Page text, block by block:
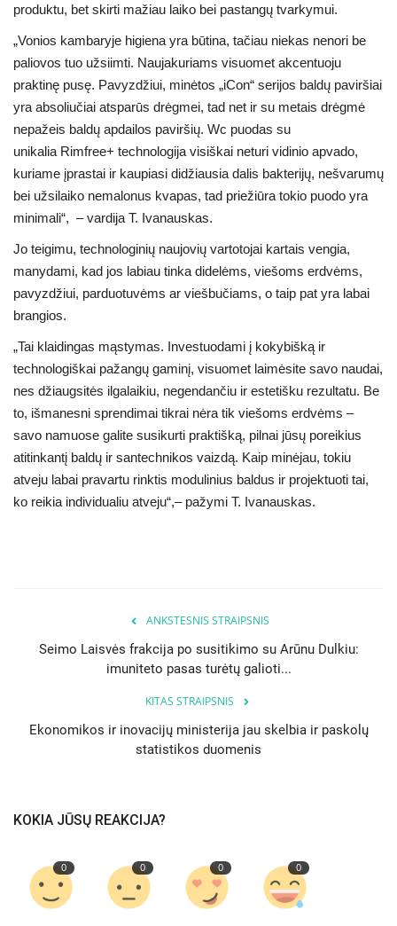
produktu, bet skirti mažiau laiko bei pastangų tvarkymui.
„Vonios kambaryje higiena yra būtina, tačiau niekas nenori be
paliovos tuo užsiimti. Naujakuriams visuomet akcentuoju
praktinę pusę. Pavyzdžiui, minėtos „iCon“ serijos baldų paviršiai
yra absoliučiai atsparūs drėgmei, tad net ir su metais drėgmė
nepažeis baldų apdailos paviršių. Wc puodas su
unikalia Rimfree+ technologija visiškai neturi vidinio apvado,
kuriame įprastai ir kaupiasi didžiausia dalis bakterijų, nešvarumų
bei užsilaiko nemalonus kvapas, tad priežiūra tokio puodo yra
minimali“, – vardija T. Ivanauskas.
Jo teigimu, technologinių naujovių vartotojai kartais vengia,
manydami, kad jos labiau tinka didelėms, viešoms erdvėms,
pavyzdžiui, parduotuvėms ar viešbučiams, o taip pat yra labai
brangios.
„Tai klaidingas mąstymas. Investuodami į kokybišką ir
technologiškai pažangų gaminį, visuomet laimėsite savo naudai,
nes džiaugsitės ilgalaikiu, negendančiu ir estetišku rezultatu. Be
to, išmanesni sprendimai tikrai nėra tik viešoms erdvėms –
savo namuose galite susikurti praktišką, pilnai jūsų poreikius
atitinkantį baldų ir santechnikos vaizdą. Kaip minėjau, tokiu
atveju labai pravartu rinktis modulinius baldus ir projektuoti tai,
ko reikia individualiu atveju“,– pažymi T. Ivanauskas.
ANKSTESNIS STRAIPSNIS
Seimo Laisvės frakcija po susitikimo su Arūnu Dulkiu:
imuniteto pasas turėtų galioti...
KITAS STRAIPSNIS
Ekonomikos ir inovacijų ministerija jau skelbia ir paskolų
statistikos duomenis
KOKIA JŪSŲ REAKCIJA?
0 0 0 0